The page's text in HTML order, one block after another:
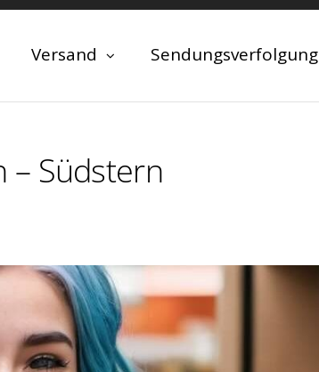
Versand Sendungsverfolgung
– Südstern